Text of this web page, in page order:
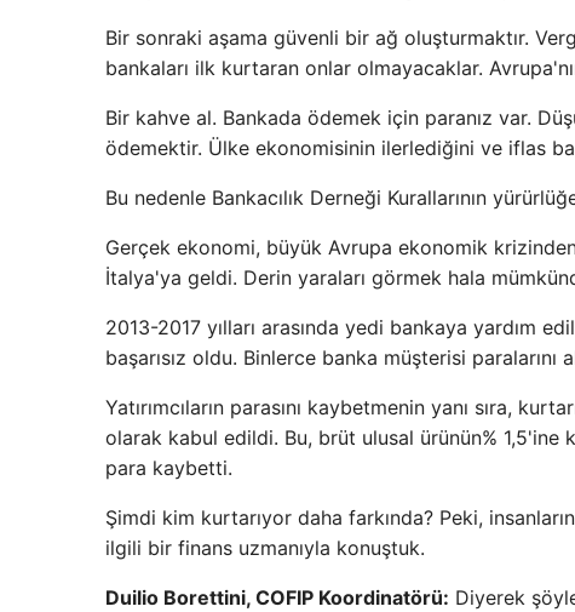
Bir sonraki aşama güvenli bir ağ oluşturmaktır.
bankaları ilk kurtaran onlar olmayacaklar.
Bir kahve al. Bankada ödemek için paranız var.
ödemektir. Ülke ekonomisinin ilerlediğini ve iflas
Bu nedenle Bankacılık Derneği Kurallarının
Gerçek ekonomi, büyük Avrupa ekonomik
İtalya'ya geldi. Derin yaraları görmek hala
2013-2017 yılları arasında yedi bankaya yardım
başarısız oldu. Binlerce banka müşterisi paralarını
Yatırımcıların parasını kaybetmenin yanı sıra,
olarak kabul edildi. Bu, brüt ulusal ürünün% 1,5'ine
para kaybetti.
Şimdi kim kurtarıyor daha farkında? Peki,
ilgili bir finans uzmanıyla konuştuk.
Duilio Borettini, COFIP Koordinatörü: Diyerek